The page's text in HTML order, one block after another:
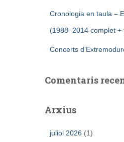
Cronologia en taula –
(1988–2014 complet +
Concerts
Comentaris
Arxius
juliol 2026 (1)